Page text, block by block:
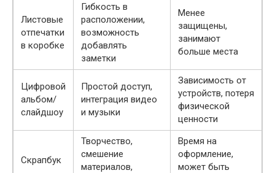
Листовые
отпечатки
в коробке
Гибкость в
расположении,
возможность
добавлять
заметки
Менее
защищены,
занимают
больше места
Цифровой
альбом/
слайдшоу
Простой доступ,
интеграция видео
и музыки
Зависимость от
устройств, потеря
физической
ценности
Скрапбук
Творчество,
смешение
материалов,
Время на
оформление,
может быть